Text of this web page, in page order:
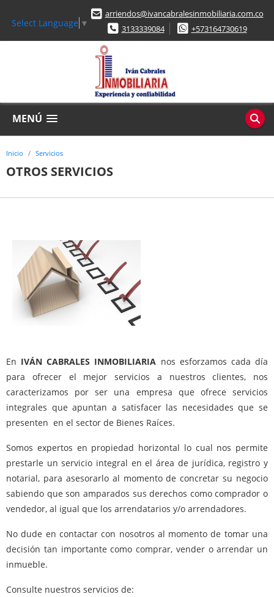
Select Language ▼
arriendos@ivancabralesinmobiliaria.com.co
3133339084
+573164730619
MENÚ
Inicio Servicios
OTROS SERVICIOS
En IVÁN CABRALES INMOBILIARIA nos esforzamos cada día
para ofrecer el mejor servicios a nuestros clientes, nos
caracterizamos por ser una empresa que ofrece servicios
integrales que apuntan a satisfacer las necesidades que se
presenten en el sector de Bienes Raíces.
Somos expertos en propiedad horizontal lo cual nos permite
prestarle un servicio integral en el área de jurídica, registro y
notarial, para asesorarlo al momento de concretar su negocio
sabiendo que son amparados sus derechos como comprador o
vendedor, al igual que los arrendatarios y/o arrendadores.
No dude en contactar con nosotros al momento de tomar una
decisión tan importante como comprar, vender o arrendar un
inmueble.
Consulte nuestros servicios de: